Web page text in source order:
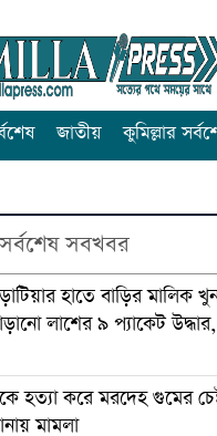
জাতীয় কুমিল্লার
সবখবর
হাতে বাড়ির মালিক
লাশের ৯ প্যাকেট উদ্ধার,
হত্যা করে মরদেহ গুমের
মামলা